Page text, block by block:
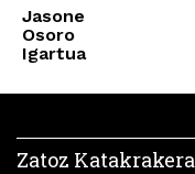
Jasone
Osoro
Igartua
Zatoz Katakrakera